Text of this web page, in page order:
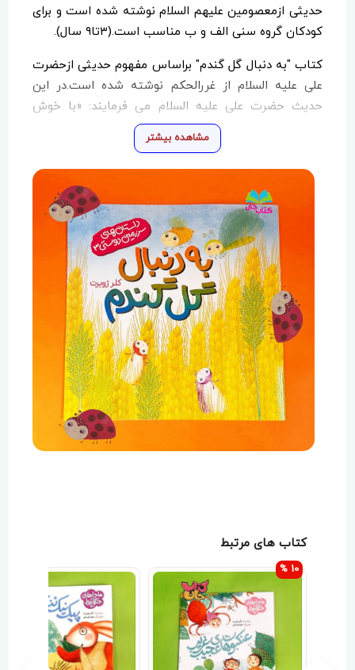
حدیثی ازمعصومین علیهم السلام نوشته شده است و برای
کودکان گروه سنی الف و ب مناسب است.(۳تا۹ سال).
کتاب "به دنبال گل گندم" براساس مفهوم حدیثی ازحضرت
علی علیه السلام از غررالحکم نوشته شده است.در این
حدیث حضرت علی علیه السلام می فرمایند: «با خوش
وفایی است که نیکان شناخته می‌شوند.»
(ویزویزک روی گلی وسط دشت نشست و صدا کرد: آهای
دوستان! دارم می روم آن طرف رود آبی گل گندم پیداکنم،
عسل جدید درست کنم. ولی دوست دارم همسفر داشته
باشم. کی با من می آید؟)
مشاهده بیشتر
کتاب های مرتبط
10 %